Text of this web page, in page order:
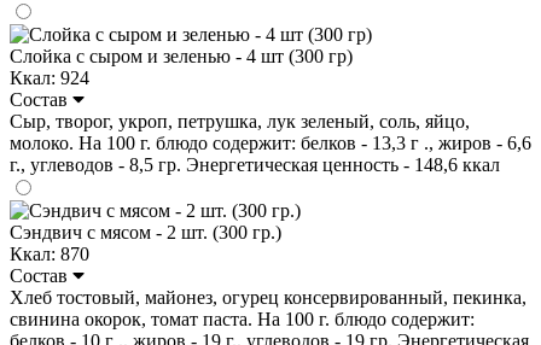
Слойка с сыром и зеленью - 4 шт (300 гр)
Ккал: 924
Состав
Сыр, творог, укроп, петрушка, лук зеленый, соль, яйцо,
молоко. На 100 г. блюдо содержит: белков - 13,3 г ., жиров - 6,6
г., углеводов - 8,5 гр. Энергетическая ценность - 148,6 ккал
Сэндвич с мясом - 2 шт. (300 гр.)
Ккал: 870
Состав
Хлеб тостовый, майонез, огурец консервированный, пекинка,
свинина окорок, томат паста. На 100 г. блюдо содержит:
белков - 10 г ., жиров - 19 г., углеводов - 19 гр. Энергетическая